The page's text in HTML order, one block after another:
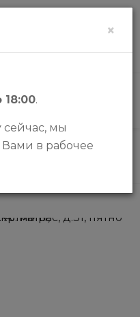
×
18:00.
сейчас, мы
Вами в рабочее